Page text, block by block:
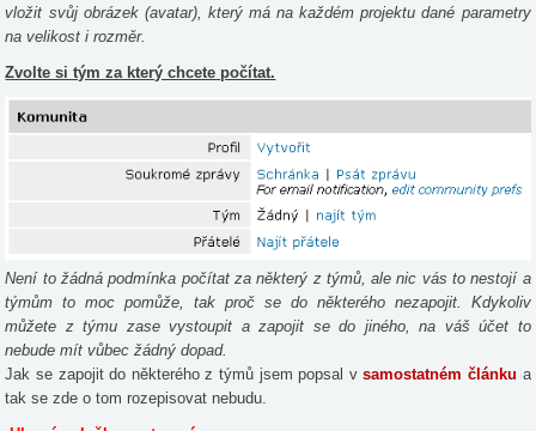
vložit svůj obrázek (avatar), který má na každém projektu dané parametry
na velikost i rozměr.
Zvolte si tým za který chcete počítat.
Není to žádná podmínka počítat za některý z týmů, ale nic vás to nestojí a
týmům to moc pomůže, tak proč se do některého nezapojit. Kdykoliv
můžete z týmu zase vystoupit a zapojit se do jiného, na váš účet to
nebude mít vůbec žádný dopad.
Jak se zapojit do některého z týmů jsem popsal vsamostatném článku a
tak se zde o tom rozepisovat nebudu.